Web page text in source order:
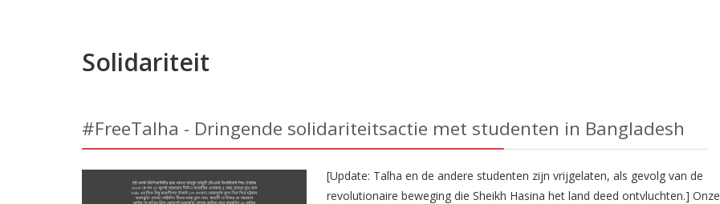
Solidariteit
#FreeTalha - Dringende solidariteitsactie met studenten in Bangladesh
[Update: Talha en de andere studenten zijn vrijgelaten, als gevolg van de
revolutionaire beweging die Sheikh Hasina het land deed ontvluchten.] Onze